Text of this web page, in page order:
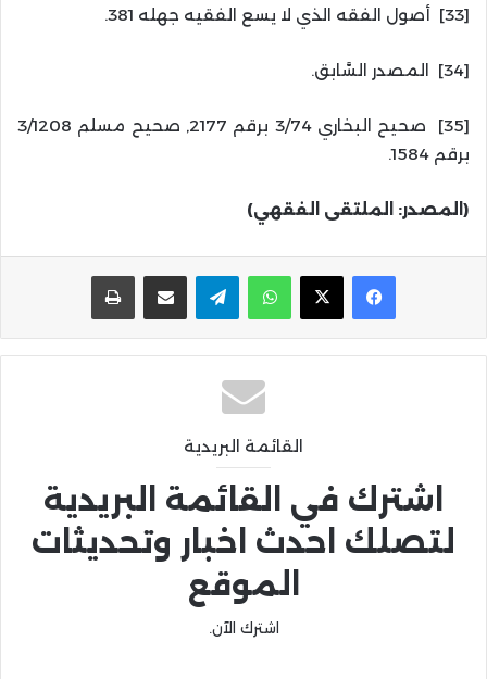
[33] أصول الفقه الذي لا يسع الفقيه جهله 381.
[34] المصدر السَّابق.
[35] صحيح البخاري 3/74 برقم 2177, صحيح مسلم 3/1208
برقم 1584.
(المصدر: الملتقى الفقهي)
واتساب تيلقرام مشاركة عبر البريد
القائمة البريدية
اشترك في القائمة البريدية
لتصلك احدث اخبار وتحديثات
الموقع
اشترك الآن.